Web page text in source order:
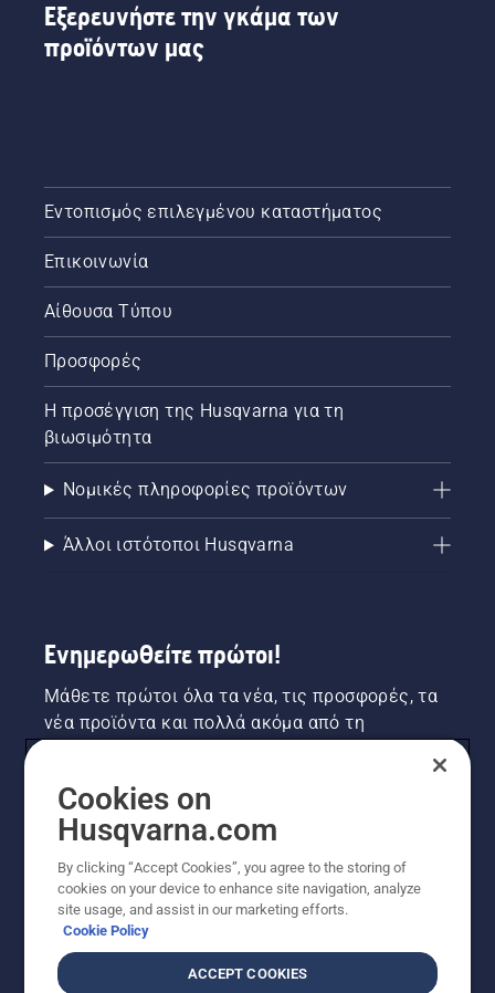
Εξερευνήστε την γκάμα των
προϊόντων μας
Εντοπισμός επιλεγμένου καταστήματος
Επικοινωνία
Αίθουσα Τύπου
Προσφορές
Η προσέγγιση της Husqvarna για τη
βιωσιμότητα
Νομικές πληροφορίες προϊόντων
Άλλοι ιστότοποι Husqvarna
Ενημερωθείτε πρώτοι!
Μάθετε πρώτοι όλα τα νέα, τις προσφορές, τα
νέα προϊόντα και πολλά ακόμα από τη
ΕΓΓΡΑΦΉ ΣΤΟ ΕΝΗΜΕΡΩΤΙΚΌ ΔΕΛΤΊΟ
Cookies on
Husqvarna.com
By clicking “Accept Cookies”, you agree to the storing of
cookies on your device to enhance site navigation, analyze
site usage, and assist in our marketing efforts.
Cookie Policy
ACCEPT COOKIES